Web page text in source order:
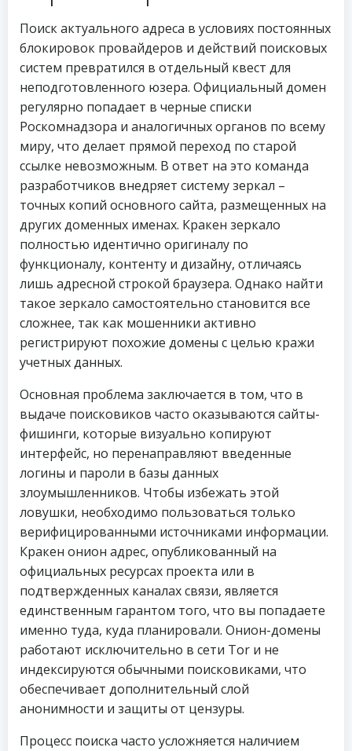
Поиск актуального адреса в условиях постоянных
блокировок провайдеров и действий поисковых
систем превратился в отдельный квест для
неподготовленного юзера. Официальный домен
регулярно попадает в черные списки
Роскомнадзора и аналогичных органов по всему
миру, что делает прямой переход по старой
ссылке невозможным. В ответ на это команда
разработчиков внедряет систему зеркал –
точных копий основного сайта, размещенных на
других доменных именах. Кракен зеркало
полностью идентично оригиналу по
функционалу, контенту и дизайну, отличаясь
лишь адресной строкой браузера. Однако найти
такое зеркало самостоятельно становится все
сложнее, так как мошенники активно
регистрируют похожие домены с целью кражи
учетных данных.
Основная проблема заключается в том, что в
выдаче поисковиков часто оказываются сайты-
фишинги, которые визуально копируют
интерфейс, но перенаправляют введенные
логины и пароли в базы данных
злоумышленников. Чтобы избежать этой
ловушки, необходимо пользоваться только
верифицированными источниками информации.
Кракен онион адрес, опубликованный на
официальных ресурсах проекта или в
подтвержденных каналах связи, является
единственным гарантом того, что вы попадаете
именно туда, куда планировали. Онион-домены
работают исключительно в сети Tor и не
индексируются обычными поисковиками, что
обеспечивает дополнительный слой
анонимности и защиты от цензуры.
Процесс поиска часто усложняется наличием